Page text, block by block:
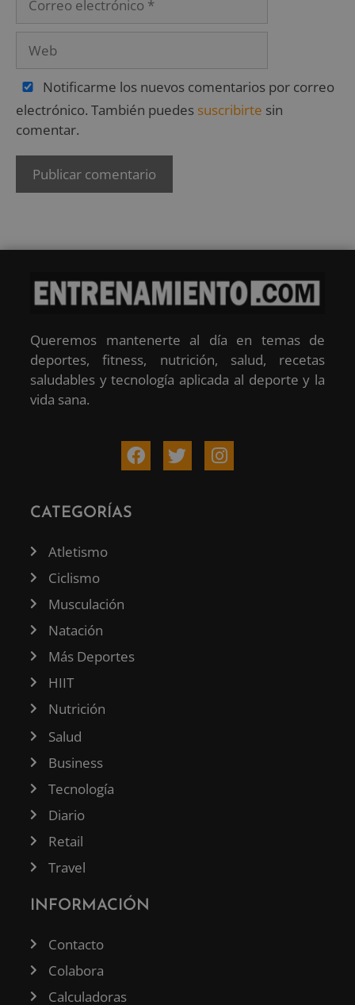
Notificarme los nuevos comentarios por correo
electrónico. También puedes suscribirte sin
comentar.
Queremos mantenerte al día en temas de
deportes, fitness, nutrición, salud, recetas
saludables y tecnología aplicada al deporte y la
vida sana.
CATEGORÍAS
Atletismo
Ciclismo
Musculación
Natación
Más Deportes
HIIT
Nutrición
Salud
Business
Tecnología
Diario
Retail
Travel
INFORMACIÓN
Contacto
Colabora
Calculadoras